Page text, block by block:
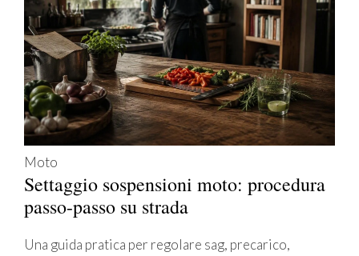
Moto
Settaggio sospensioni moto: procedura
passo-passo su strada
Una guida pratica per regolare sag, precarico,